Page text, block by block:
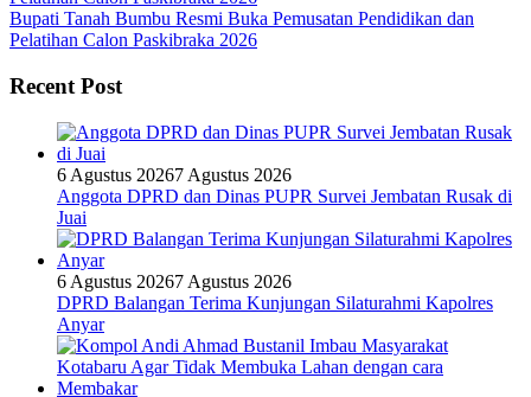
Bupati Tanah Bumbu Resmi Buka Pemusatan Pendidikan dan
Pelatihan Calon Paskibraka 2026
Recent Post
6 Agustus 20267 Agustus 2026
Anggota DPRD dan Dinas PUPR Survei Jembatan Rusak di
Juai
6 Agustus 20267 Agustus 2026
DPRD Balangan Terima Kunjungan Silaturahmi Kapolres
Anyar